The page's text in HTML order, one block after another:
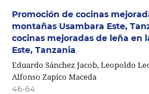
Promoción de cocinas
montañas Usambara Este,
cocinas mejoradas de leña en
Este, Tanzania
Eduardo Sánchez Jacob, Leopoldo
Alfonso Zapico Maceda
46-64